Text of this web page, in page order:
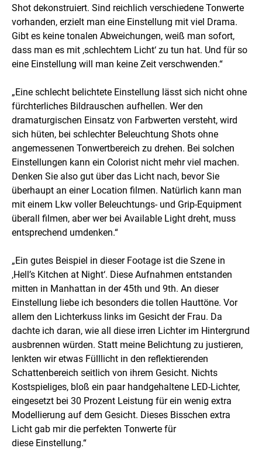
Shot dekonstruiert. Sind reichlich verschiedene Tonwerte
vorhanden, erzielt man eine Einstellung mit viel Drama.
Gibt es keine tonalen Abweichungen, weiß man sofort,
dass man es mit ‚schlechtem Licht‘ zu tun hat. Und für so
eine Einstellung will man keine Zeit verschwenden.“
„Eine schlecht belichtete Einstellung lässt sich nicht ohne
fürchterliches Bildrauschen aufhellen. Wer den
dramaturgischen Einsatz von Farbwerten versteht, wird
sich hüten, bei schlechter Beleuchtung Shots ohne
angemessenen Tonwertbereich zu drehen. Bei solchen
Einstellungen kann ein Colorist nicht mehr viel machen.
Denken Sie also gut über das Licht nach, bevor Sie
überhaupt an einer Location filmen. Natürlich kann man
mit einem Lkw voller Beleuchtungs- und Grip-Equipment
überall filmen, aber wer bei Available Light dreht, muss
entsprechend umdenken.“
„Ein gutes Beispiel in dieser Footage ist die Szene in
‚Hell’s Kitchen at Night‘. Diese Aufnahmen entstanden
mitten in Manhattan in der 45th und 9th. An dieser
Einstellung liebe ich besonders die tollen Hauttöne. Vor
allem den Lichterkuss links im Gesicht der Frau. Da
dachte ich daran, wie all diese irren Lichter im Hintergrund
ausbrennen würden. Statt meine Belichtung zu justieren,
lenkten wir etwas Fülllicht in den reflektierenden
Schattenbereich seitlich von ihrem Gesicht. Nichts
Kostspieliges, bloß ein paar handgehaltene LED-Lichter,
eingesetzt bei 30 Prozent Leistung für ein wenig extra
Modellierung auf dem Gesicht. Dieses Bisschen extra
Licht gab mir die perfekten Tonwerte für
diese Einstellung.“